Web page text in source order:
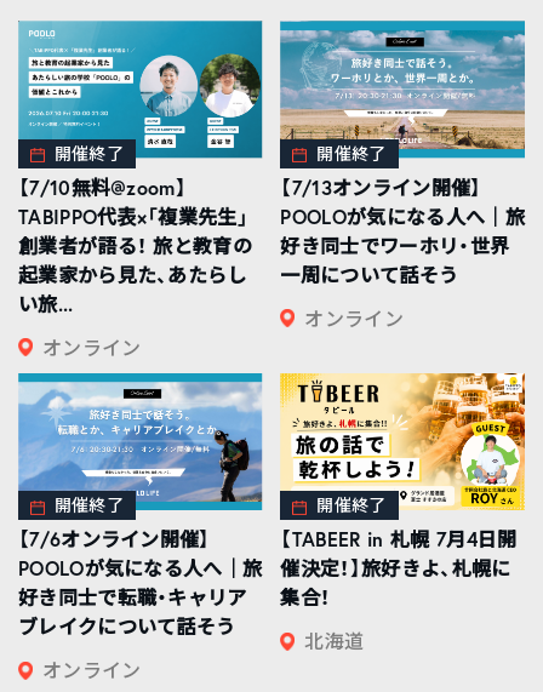
開催終了
【7/10無料@zoom】
TABIPPO代表×「複業先生」
創業者が語る！ 旅と教育の
起業家から見た、あたらし
い旅...
オンライン
開催終了
【7/13オンライン開催】
POOLOが気になる人へ｜旅
好き同士でワーホリ・世界
一周について話そう
オンライン
開催終了
【7/6オンライン開催】
POOLOが気になる人へ｜旅
好き同士で転職・キャリア
ブレイクについて話そう
オンライン
開催終了
【TABEER in 札幌 7月4日開
催決定！】旅好きよ、札幌に
集合！
北海道